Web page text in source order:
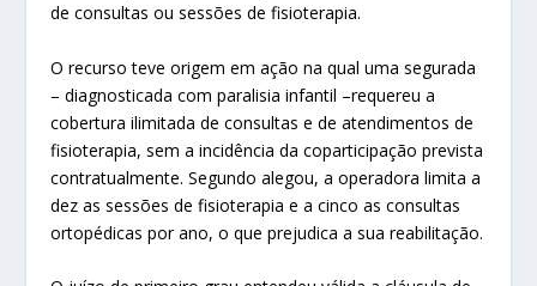
de consultas ou sessões de fisioterapia.
O recurso teve origem em ação na qual uma segurada
– diagnosticada com paralisia infantil –requereu a
cobertura ilimitada de consultas e de atendimentos de
fisioterapia, sem a incidência da coparticipação prevista
contratualmente. Segundo alegou, a operadora limita a
dez as sessões de fisioterapia e a cinco as consultas
ortopédicas por ano, o que prejudica a sua reabilitação.